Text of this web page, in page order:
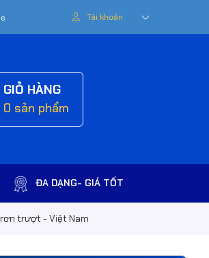
Tài khoản
GIỎ HÀNG
0 sản phẩm
ĐA DẠNG- GIÁ TỐT
trượt - Việt Nam